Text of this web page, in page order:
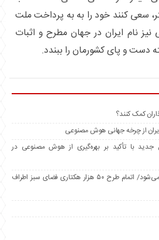
سعی کنند خود را به به پرداخت ملت
نیز نام ایران در جهان مطرح و اثبات
دست و پای کشورمان را ببندد.
کمک کنند؟
از چرخه جهانی هوش مصنوعی
جدید با تأکید بر بهره‌گیری از هوش مصنوعی در
هیچ درختی در پایتخت قطع نمی‌شود/ اتمام طرح ۵۰ هزار هکتاری فضای سبز اطراف